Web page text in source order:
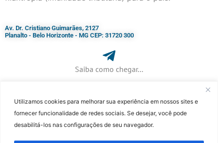
Utilizamos cookies para melhorar sua experiência em nossos sites e
fornecer funcionalidade de redes sociais. Se desejar, você pode
desabilitá-los nas configurações de seu navegador.
Av. Dr. Cristiano Guimarães, 2127
Planalto - Belo Horizonte - MG CEP: 31720 300
Saiba como chegar...
+ 55 (31) 3115-7000​